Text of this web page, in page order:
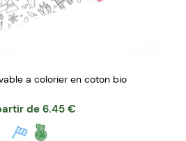
a colorier en coton bio
de 6.45 €